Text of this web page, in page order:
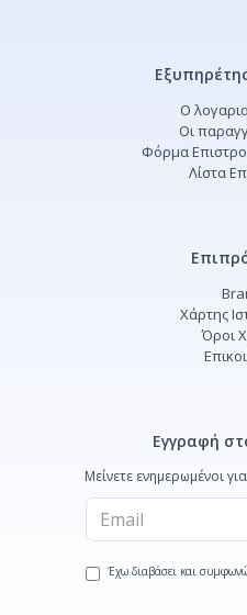
Ο
Οι
Φόρμα
Λίστα
Χάρτης
Όροι
Εγγραφή
Μείνετε ενημερωμένοι
Έχω διαβάσει και